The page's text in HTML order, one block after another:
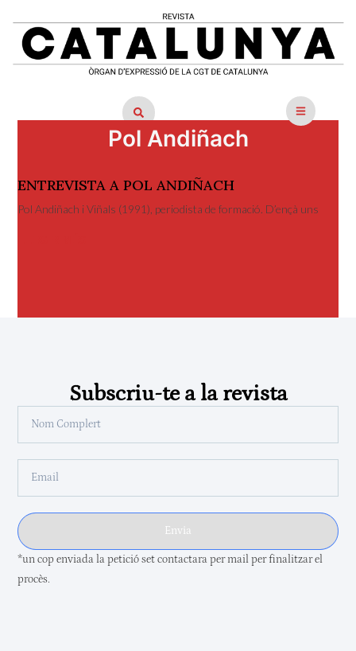
Pol Andiñach
ENTREVISTA A POL ANDIÑACH
Pol Andiñach i Viñals (1991), periodista de formació. D’ençà uns
Subscriu-te a la revista
Envia
*un cop enviada la petició set contactara per mail per finalitzar el
procès.